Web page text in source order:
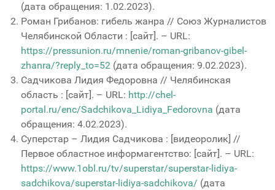
(дата обращения: 1.02.2023).
Роман Грибанов: гибель жанра // Союз Журналистов
Челябинской Области : [сайт]. – URL:
https://pressunion.ru/mnenie/roman-gribanov-gibel-
zhanra/?reply_to=52 (дата обращения: 9.02.2023).
Садчикова Лидия Федоровна // Челябинская
область : [сайт]. – URL: http://chel-
portal.ru/enc/Sadchikova_Lidiya_Fedorovna (дата
обращения: 4.02.2023).
Суперстар – Лидия Садчикова : [видеоролик] //
Первое областное информагентство: [сайт]. – URL:
https://www.1obl.ru/tv/superstar/superstar-lidiya-
sadchikova/superstar-lidiya-sadchikova/ (дата